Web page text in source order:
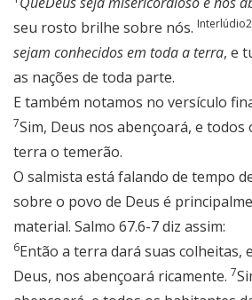
seu rosto brilhe sobre nós. Interlúdio2
sejam conhecidos em toda a terra, e
as nações de toda parte.
E também notamos no versículo
7Sim, Deus nos abençoará, e todos
terra o temerão.
O salmista está falando de tempo
sobre o povo de Deus é
material. Salmo 67.6-7 diz assim:
6Então a terra dará suas colheitas,
Deus, nos abençoará ricamente. 7